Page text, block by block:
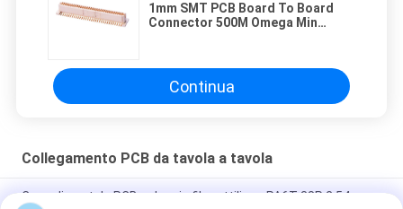
1mm SMT PCB Board To Board
Connector 500M Omega Min
Continua
Collegamento PCB da tavola a tavola
Capo di scatola PCB a doppia fila rettilineo PA6T 38P 2.54mm